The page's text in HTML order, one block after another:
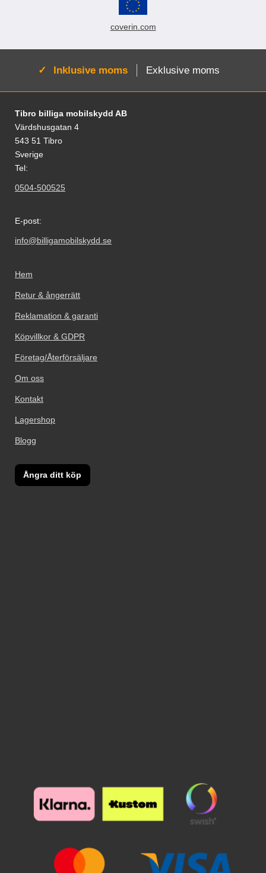
coverin.com
Aktiv:
Inklusive moms Exklusive moms
Sidfot Blandad info och länkar
Tibro billiga mobilskydd AB
Värdshusgatan 4
543 51 Tibro
Sverige
Tel:
0504-500525
E-post:
info@billigamobilskydd.se
Hem
Retur & ångerrätt
Reklamation & garanti
Köpvillkor & GDPR
Företag/Återförsäljare
Om oss
Kontakt
Lagershop
Blogg
Ångra ditt köp